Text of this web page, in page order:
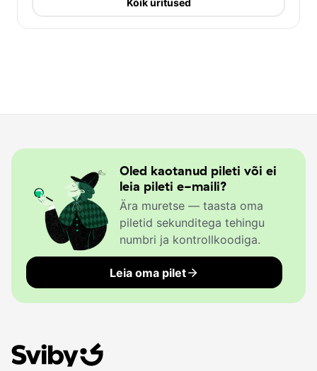
Kõik üritused
Oled kaotanud pileti või ei
leia pileti e-maili?
Ära muretse — taasta oma
piletid sekunditega tehingu
numbri ja kontrollkoodiga.
Leia oma pilet